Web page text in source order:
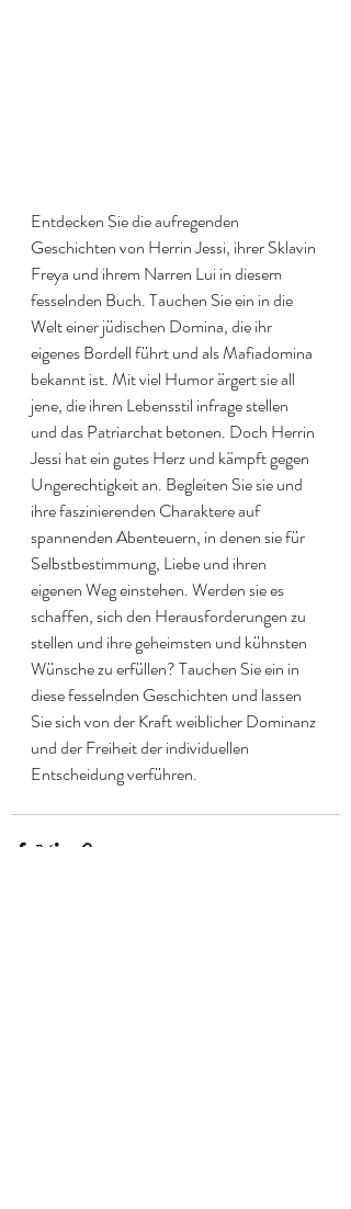
Entdecken Sie die aufregenden
Geschichten von Herrin Jessi, ihrer Sklavin
Freya und ihrem Narren Lui in diesem
fesselnden Buch. Tauchen Sie ein in die
Welt einer jüdischen Domina, die ihr
eigenes Bordell führt und als Mafiadomina
bekannt ist. Mit viel Humor ärgert sie all
jene, die ihren Lebensstil infrage stellen
und das Patriarchat betonen. Doch Herrin
Jessi hat ein gutes Herz und kämpft gegen
Ungerechtigkeit an. Begleiten Sie sie und
ihre faszinierenden Charaktere auf
spannenden Abenteuern, in denen sie für
Selbstbestimmung, Liebe und ihren
eigenen Weg einstehen. Werden sie es
schaffen, sich den Herausforderungen zu
stellen und ihre geheimsten und kühnsten
Wünsche zu erfüllen? Tauchen Sie ein in
diese fesselnden Geschichten und lassen
Sie sich von der Kraft weiblicher Dominanz
und der Freiheit der individuellen
Entscheidung verführen.